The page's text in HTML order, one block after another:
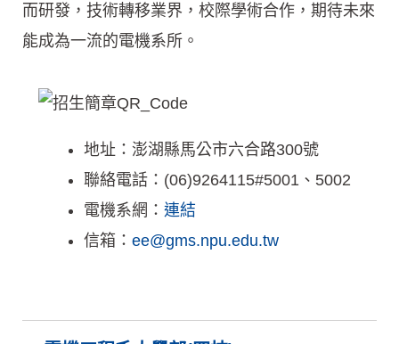
而研發，技術轉移業界，校際學術合作，期待未來
能成為一流的電機系所。
地址：澎湖縣馬公市六合路300號
聯絡電話：(06)9264115#5001、5002
電機系網： 連結
信箱： ee@gms.npu.edu.tw